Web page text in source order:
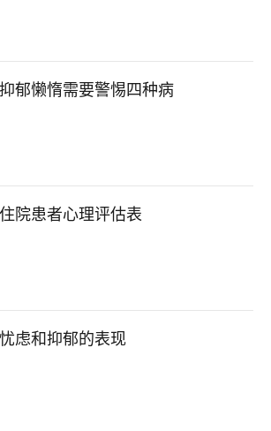
抑郁懒惰需要警惕四种病
住院患者心理评估表
忧虑和抑郁的表现